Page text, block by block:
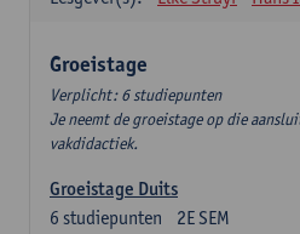
Groeistage
Verplicht: 6 studiepunten
Je neemt de groeistage op die
vakdidactiek.
Groeistage Duits
2E SEM
6 studiepunten